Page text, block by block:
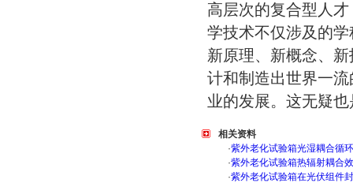
高层次的复合型人
学技术不仅涉及的
新原理、新概念、
计和制造出世界一
业的发展。这无疑
相关资料
·紫外老化试验箱光湿耦合循
·紫外老化试验箱热辐射耦合
·紫外老化试验箱在光伏组件